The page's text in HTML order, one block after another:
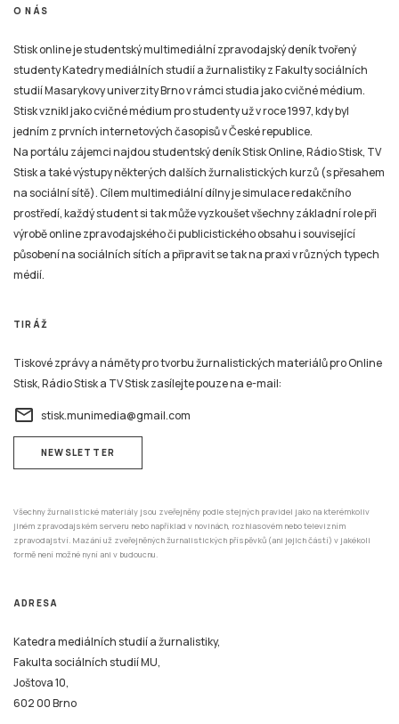
Stisk online je studentský multimediální zpravodajský deník tvořený
studií Masarykovy univerzity Brno v rámci studia jako cvičné médium.
Stisk vznikl jako cvičné médium pro studenty už v roce 1997, kdy byl
jedním z prvních internetových časopisů v České republice.
Na portálu zájemci najdou studentský deník Stisk Online, Rádio Stisk, TV
Stisk a také výstupy některých dalších žurnalistických kurzů (s přesahem
na sociální sítě). Cílem multimediální dílny je simulace redakčního
prostředí, každý student si tak může vyzkoušet všechny základní role při
výrobě online zpravodajského či publicistického obsahu i související
působení na sociálních sítích a připravit se tak na praxi v různých typech
médií.
TIRÁŽ
Tiskové zprávy a náměty pro tvorbu žurnalistických materiálů pro Online
email stisk.munimedia@gmail.com
NEWSLETTER
Všechny žurnalistické materiály jsou zveřejněny podle stejných pravidel jako na kterémkoliv
formě není možné nyní ani v budoucnu.
ADRESA
Katedra mediálních studií a žurnalistiky,
Joštova 10,
602 00 Brno
REDAKCE